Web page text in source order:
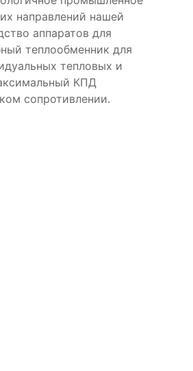
направлений нашей
аппаратов для
теплообменник для
тепловых и
КПД
сопротивлении.